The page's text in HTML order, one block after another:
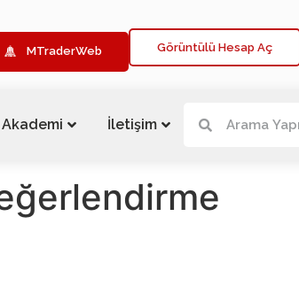
MTraderWeb Görüntülü Hesap Aç
Akademi İletişim